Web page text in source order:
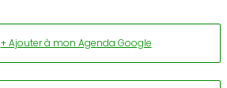
+ Ajouter à mon Agenda Google